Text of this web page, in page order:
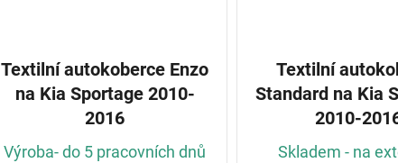
Textilní autokoberce Enzo
na Kia Sportage 2010-
2016
Výroba- do 5 pracovních dnů
Textilní
Standard na Kia Sportage
2010-
Skladem - na